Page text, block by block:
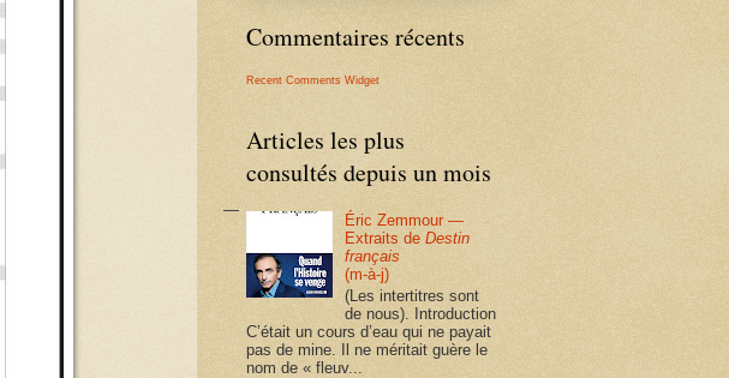
Commentaires récents
Recent Comments Widget
Articles les plus
consultés depuis un mois
Éric Zemmour —
Extraits deDestin
français
(m-à-j)
(Les intertitres sont
de nous). Introduction
C’était un cours d’eau qui ne payait
pas de mine. Il ne méritait guère le
nom de « fleuv...